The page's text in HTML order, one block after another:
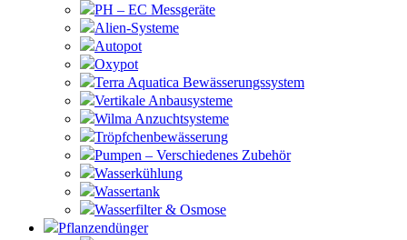
PH – EC Messgeräte
Alien-Systeme
Autopot
Oxypot
Terra Aquatica Bewässerungssystem
Vertikale Anbausysteme
Wilma Anzuchtsysteme
Tröpfchenbewässerung
Pumpen – Verschiedenes Zubehör
Wasserkühlung
Wassertank
Wasserfilter & Osmose
Pflanzendünger